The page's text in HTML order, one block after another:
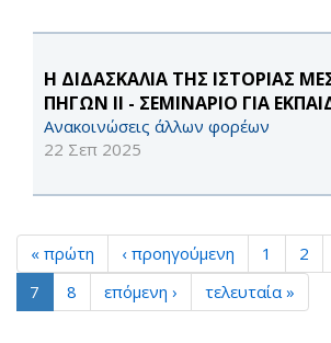
Η ΔΙΔΑΣΚΑΛΙΑ ΤΗΣ ΙΣΤΟΡΙΑΣ
ΠΗΓΩΝ ΙΙ - ΣΕΜΙΝΑΡΙΟ ΓΙΑ
Ανακοινώσεις άλλων φορέων
22 Σεπ 2025
« πρώτη ‹ προηγούμενη 1 2
7
8 επόμενη › τελευταία »